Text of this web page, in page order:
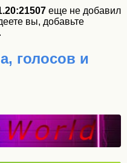
еще не добавил
вы, добавьте
.
голосов и